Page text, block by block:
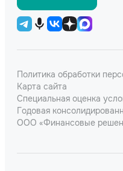
Политика обработки
Карта сайта
Специальная оценка
Годовая
ООО «Финансовые